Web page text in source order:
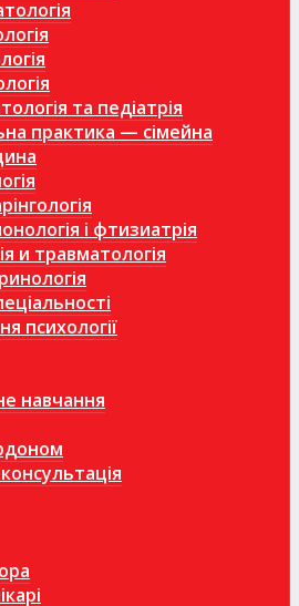
та педіатрія
практика — сімейна
і фтизиатрія
и травматологія
психології
навчання